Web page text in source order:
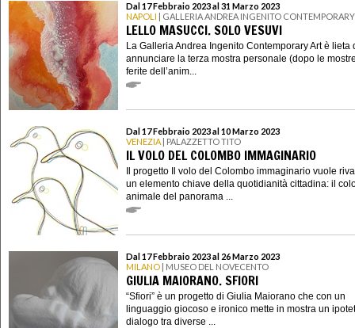
Dal 17 Febbraio 2023 al 31 Marzo 2023
NAPOLI | GALLERIA ANDREA INGENITO
LELLO MASUCCI. SOLO VESUVI
La Galleria Andrea Ingenito Contemporary Art è lieta
annunciare la terza mostra personale (dopo le
ferite dell’anim...
Dal 17 Febbraio 2023 al 10 Marzo 2023
VENEZIA | PALAZZETTO TITO
IL VOLO DEL COLOMBO IMMAGINARIO
Il progetto Il volo del Colombo immaginario vuole
un elemento chiave della quotidianità cittadina: il
animale del panorama ...
Dal 17 Febbraio 2023 al 26 Marzo 2023
MILANO | MUSEO DEL NOVECENTO
GIULIA MAIORANO. SFIORI
“Sfiori” è un progetto di Giulia Maiorano che con un
linguaggio giocoso e ironico mette in mostra un
dialogo tra diverse ...